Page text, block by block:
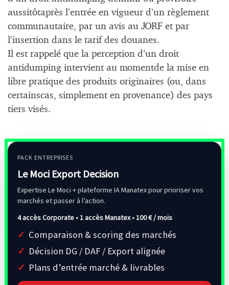
aussitôtaprès l’entrée en vigueur d’un règlement
communautaire, par un avis au JORF et par
l’insertion dans le tarif des douanes.
Il est rappelé que la perception d’un droit
antidumping intervient au momentde la mise en
libre pratique des produits originaires (ou, dans
certainscas, simplement en provenance) des pays
tiers visés.
PACK ENTREPRISES
Le Moci Export Decision
Expertise Le Moci + plateforme IA Manatex pour prioriser vos
marchés et passer à l’action.
4 accès Corporate • 1 accès Manatex •100 € / mois
Comparaison & scoring des marchés
Décision DG / DAF / Export alignée
Plans d’entrée marché & livrables